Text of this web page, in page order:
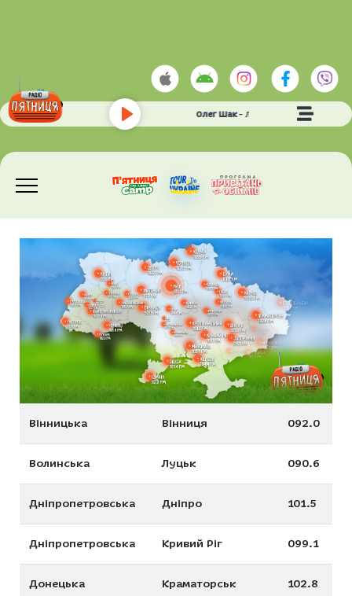
Play
Тетяна Піскарьова та Олег Шак- Люблю
Вінницька Вінниця 092.0
Волинська Луцьк 090.6
Дніпропетровська Дніпро 101.5
Дніпропетровська Кривий Ріг 099.1
Донецька Краматорськ 102.8